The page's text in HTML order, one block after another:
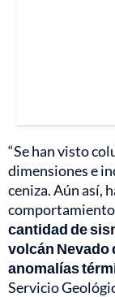
“Se han visto
dimensiones e
ceniza. Aún así,
comportamiento
cantidad de
volcán Nevado
anomalías
Servicio